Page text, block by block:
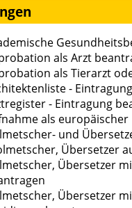
als Arzt
als Tierarzt
-
- Eintragung
als
und
Übersetzer
Übersetzer
Übersetzer